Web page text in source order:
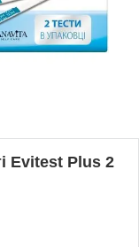
Evitest Plus 2